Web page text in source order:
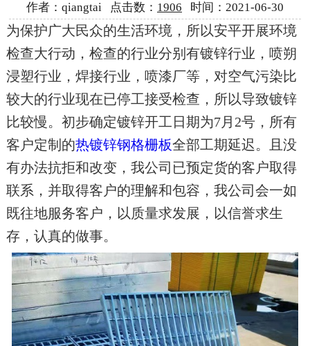
联系我们
地区分站
作者：qiangtai 点击数： 1906 时间：2021-06-30
为保护广大民众的生活环境，所以安平开展环境
检查大行动 ， 检查的行业分别有镀锌行业 ， 喷朔
浸塑行业 ， 焊接行业 ， 喷漆厂等， 对空气污染比
较大的行业现在已停工接受检查，所以导致镀锌
比较慢。初步确定镀锌开工日期为7月 2号， 所有
客户定制的热镀锌钢格栅板全部工期延迟。且没
有办法抗拒和改变， 我公司已预定货的客户取得
联系，并取得客户的理解和包容，我公司会一如
既往地服务客户 ， 以质量求发展，以信誉求生
存，认真的做事。